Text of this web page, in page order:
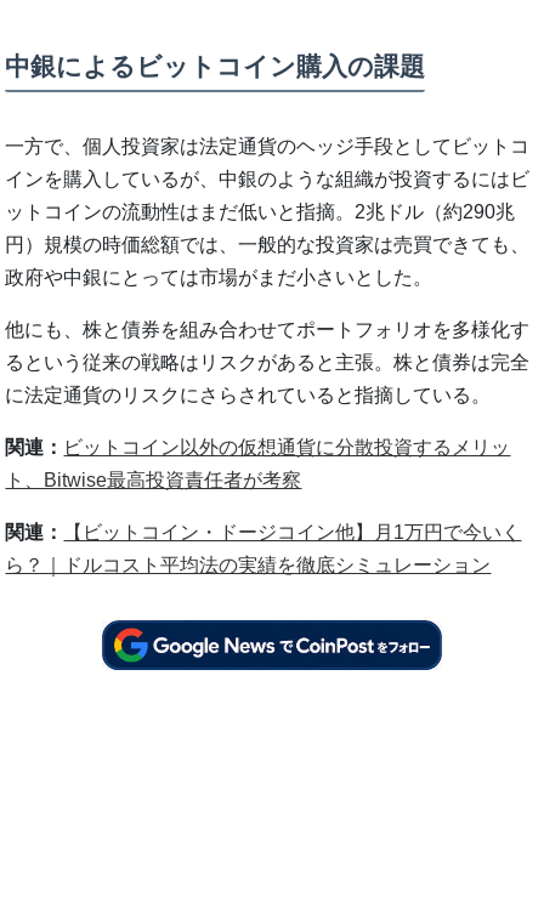
中銀によるビットコイン購入の課題
一方で、個人投資家は法定通貨のヘッジ手段としてビットコ
インを購入しているが、中銀のような組織が投資するにはビ
ットコインの流動性はまだ低いと指摘。2兆ドル（約290兆
円）規模の時価総額では、一般的な投資家は売買できても、
政府や中銀にとっては市場がまだ小さいとした。
他にも、株と債券を組み合わせてポートフォリオを多様化す
るという従来の戦略はリスクがあると主張。株と債券は完全
に法定通貨のリスクにさらされていると指摘している。
関連： ビットコイン以外の仮想通貨に分散投資するメリッ
ト、Bitwise最高投資責任者が考察
関連：
【ビットコイン・ドージコイン他】月1万円で今いく
ら？｜ドルコスト平均法の実績を徹底シミュレーション